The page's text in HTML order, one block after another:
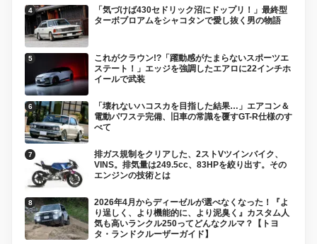
「気づけば430セドリック沼にドップリ！」最終型
ターボブロアムをシャコタンで愛し抜く男の物語
これがクラウン!?「躍動感がたまらないスポーツエ
ステート！」エッジを強調したエアロに22インチホ
イールで武装
「壊れないハコスカを目指した結果…」エアコン＆
電動パワステ完備、旧車の常識を覆すGT-R仕様のす
べて
排ガス規制をクリアした、2ストVツインバイク、
VINS。排気量は249.5cc、83HPを絞り出す。その
エンジンの技術とは
2026年4月からディーゼルが選べなくなった！『よ
り逞しく、より機能的に、より泥臭く』カスタム人
気も高いランクル250ってどんなクルマ？【トヨ
タ・ランドクルーザーガイド】